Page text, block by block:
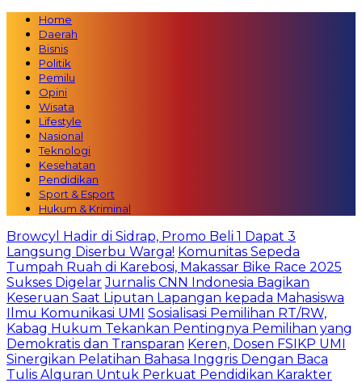
Home
Daerah
Bisnis
Politik
Pemilu
Opini
Wisata
Lifestyle
Nasional
Teknologi
Kesehatan
Pendidikan
Sport & Esport
Hukum & Kriminal
Browcyl Hadir di Sidrap, Promo Beli 1 Dapat 3
Langsung Diserbu Warga! Komunitas Sepeda
Tumpah Ruah di Karebosi, Makassar Bike Race 2025
Sukses Digelar Jurnalis CNN Indonesia Bagikan
Keseruan Saat Liputan Lapangan kepada Mahasiswa
Ilmu Komunikasi UMI Sosialisasi Pemilihan RT/RW,
Kabag Hukum Tekankan Pentingnya Pemilihan yang
Demokratis dan Transparan Keren, Dosen FSIKP UMI
Sinergikan Pelatihan Bahasa Inggris Dengan Baca
Tulis Alquran Untuk Perkuat Pendidikan Karakter